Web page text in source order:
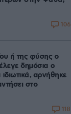
106
ή της φύσης ο
δημόσια ο
αρνήθηκε
στο
118